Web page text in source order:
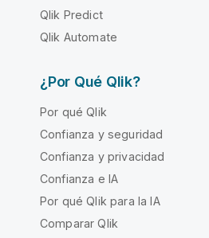
Qlik Predict
Qlik Automate
¿Por Qué Qlik?
Por qué Qlik
Confianza y seguridad
Confianza y privacidad
Confianza e IA
Por qué Qlik para la IA
Comparar Qlik